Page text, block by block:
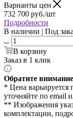
Варианты цен
732 700 руб./шт
Подробности
В наличии | Под
В корзину
Заказ в 1 клик
Обратите
* Цена варьируется
уточняйте по email
** Изображения
комплектации,